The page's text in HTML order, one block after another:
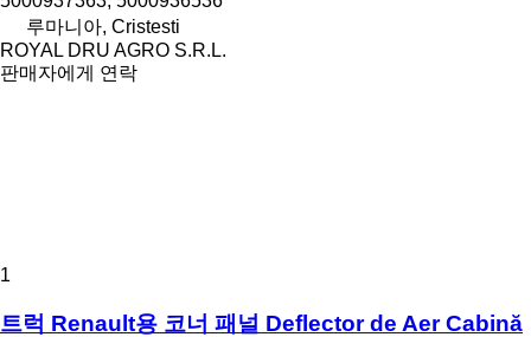
루마니아, Cristesti
ROYAL DRU AGRO S.R.L.
판매자에게 연락
1
트럭 Renault용 코너 패널 Deflector de Aer Cabină